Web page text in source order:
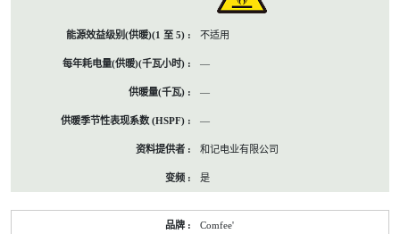
不适用
—
—
—
和记电业有限公司
是
Comfee'